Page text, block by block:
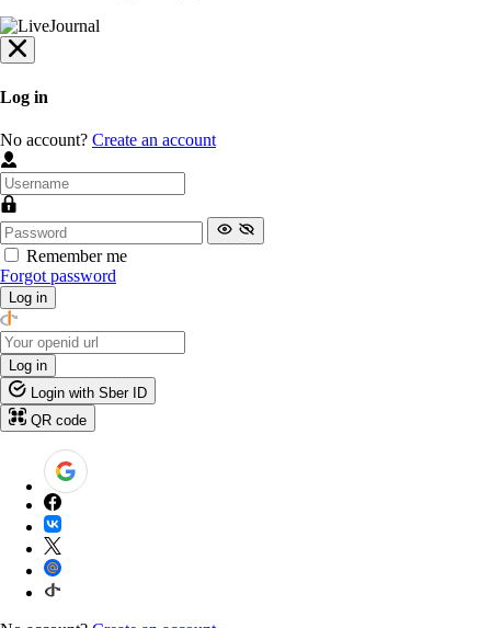
Log in
No account? Create an account
Remember me
Forgot password
Log in
Log in
Login with Sber ID
QR code